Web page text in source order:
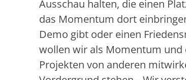
Ausschau halten, die einen
das Momentum dort
Demo gibt oder einen
wollen wir als Momentum und
Projekten von anderen